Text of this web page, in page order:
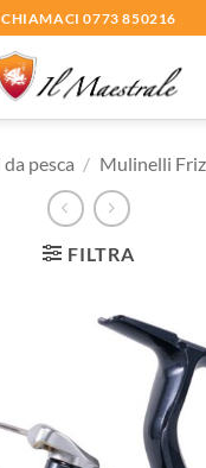
CHIAMACI 0773 850216
pesca / Mulinelli
FILTRA